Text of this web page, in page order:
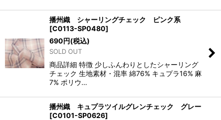
播州織 シャーリングチェック ピンク系
[C0113-SP0480]
690円(税込)
SOLD OUT
商品詳細 特徴 少しふんわりとしたシャーリング
チェック 生地素材・混率 綿76% キュプラ16% 麻
7% ポリウ…
播州織 キュプラツイルグレンチェック グレー
[C0101-SP0626]